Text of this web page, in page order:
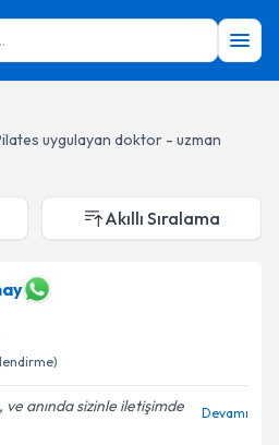
uygulayan doktor - uzman
Akıllı Sıralama
ve anında sizinle iletişimde
Devamı